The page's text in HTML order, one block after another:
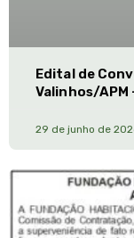
Edital de
Valinhos/APM
29 de junho de